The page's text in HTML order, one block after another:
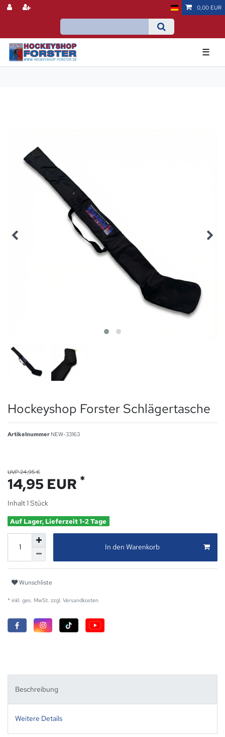
0,00 EUR
☰
Hockeyshop Forster Schlägertasche
Artikelnummer NEW-33163
UVP 24,95 €
14,95 EUR *
Inhalt1Stück
Auf Lager, Lieferzeit 1-2 Tage
In den Warenkorb
Wunschliste
* inkl. ges. MwSt. zzgl. Versandkosten
Beschreibung
Weitere Details